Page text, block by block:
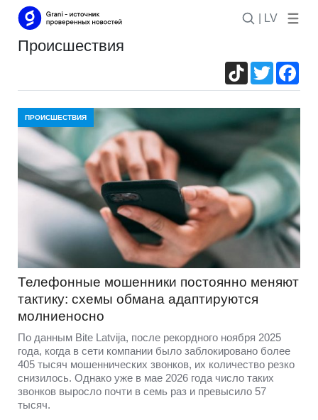
| LV
Происшествия
TikTokTwitter
ПРОИСШЕСТВИЯ
Телефонные мошенники постоянно меняют
тактику: схемы обмана адаптируются
молниеносно
По данным Bite Latvija, после рекордного ноября 2025
года, когда в сети компании было заблокировано более
405 тысяч мошеннических звонков, их количество резко
снизилось. Однако уже в мае 2026 года число таких
звонков выросло почти в семь раз и превысило 57
тысяч.